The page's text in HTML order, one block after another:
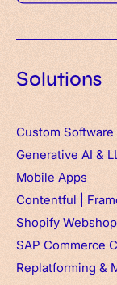
Solutions
Custom Software
Generative AI &
Mobile Apps
Contentful
Shopify
SAP Commerce
Replatforming &